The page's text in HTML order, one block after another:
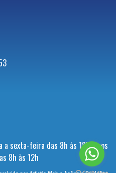
a sexta-feira das 8h às 18h e aos
8h às 12h